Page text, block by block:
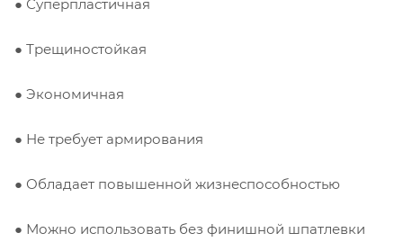
● Суперпластичная
● Трещиностойкая
● Экономичная
● Не требует армирования
● Обладает повышенной жизнеспособностью
● Можно использовать без финишной шпатлевки